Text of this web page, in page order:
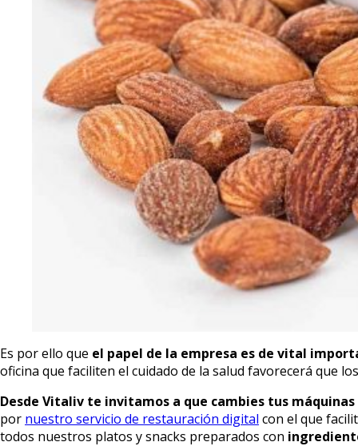
Es por ello que el papel de la empresa es de vital
oficina que faciliten el cuidado de la salud favorecerá que
Desde Vitaliv te invitamos a que cambies tus
por nuestro servicio de restauración digital con el que
todos nuestros platos y snacks preparados con